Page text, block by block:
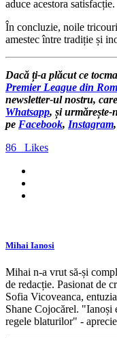
aduce acestora satisfacție.
În concluzie, noile
amestec între tradiție și
Dacă ți-a plăcut ce
Premier League din
newsletter-ul nostru,
Whatsapp, și urmărește-
pe Facebook, Instagram,
86
Likes
Mihai Ianosi
Mihai n-a vrut să-și
de redacție. Pasionat de
Sofia Vicoveanca,
Shane Cojocărel. "Ianoși
regele blaturilor" -